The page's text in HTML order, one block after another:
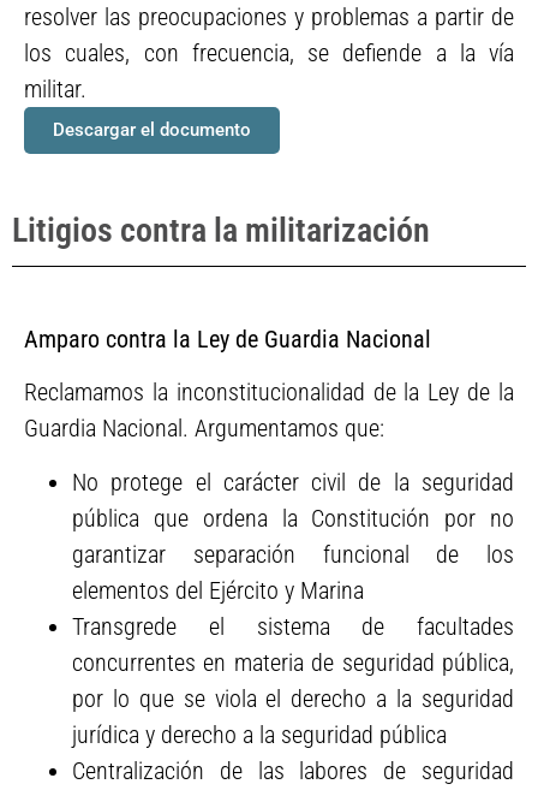
resolver las preocupaciones y problemas a partir de
los cuales, con frecuencia, se defiende a la vía
militar.
Descargar el documento
Litigios contra la militarización
Amparo contra la Ley de Guardia Nacional
Reclamamos la inconstitucionalidad de la Ley de la
Guardia Nacional. Argumentamos que:
No protege el carácter civil de la seguridad
pública que ordena la Constitución por no
garantizar separación funcional de los
elementos del Ejército y Marina
Transgrede el sistema de facultades
concurrentes en materia de seguridad pública,
por lo que se viola el derecho a la seguridad
jurídica y derecho a la seguridad pública
Centralización de las labores de seguridad